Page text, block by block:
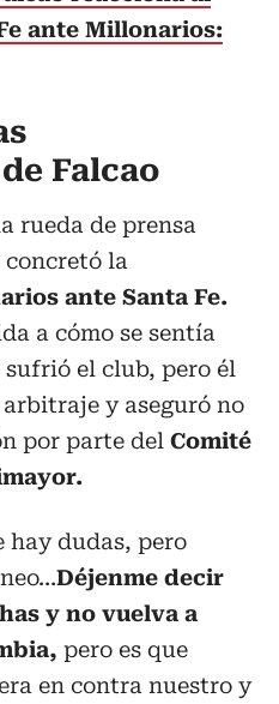
ante Millonarios:
Falcao
rueda de prensa
la
ante Santa Fe.
a cómo se sentía
el club, pero él
y aseguró no
por parte del Comité
hay dudas, pero
Déjenme decir
y no vuelva a
pero es que
en contra nuestro y